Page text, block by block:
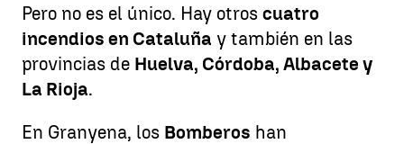
Pero no es el único. Hay otros cuatro
incendios en Cataluña y también en las
provincias de Huelva, Córdoba, Albacete y
La Rioja.
En Granyena, los Bomberos han